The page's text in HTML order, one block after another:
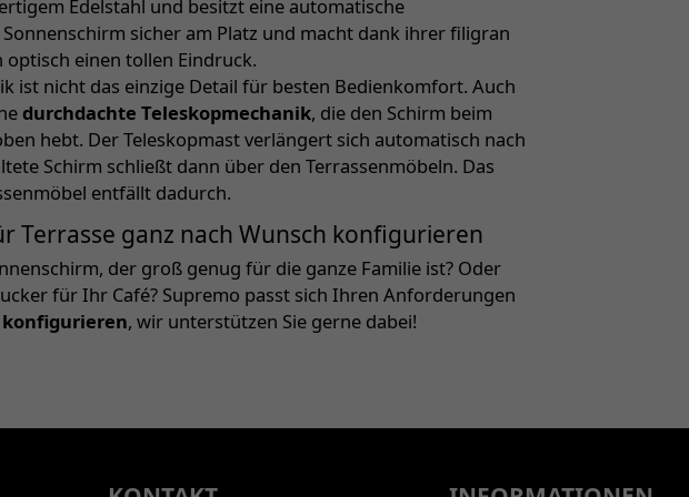
Edelstahl und besitzt eine automatische
sicher am Platz und macht dank ihrer filigran
einen tollen Eindruck.
ist nicht das einzige Detail für besten Bedienkomfort. Auch
durchdachte Teleskopmechanik, die den Schirm beim
hebt. Der Teleskopmast verlängert sich automatisch nach
Schirm schließt dann über den Terrassenmöbeln. Das
entfällt dadurch.
Terrasse ganz nach Wunsch konfigurieren
der groß genug für die ganze Familie ist? Oder
für Ihr Café? Supremo passt sich Ihren Anforderungen
, wir unterstützen Sie gerne dabei!